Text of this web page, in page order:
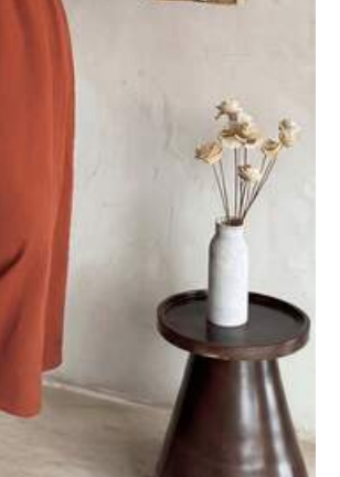
Szín: Fekete / Méret: 3XL
Hasznos
Szín: Fekete / Méret: 3XL